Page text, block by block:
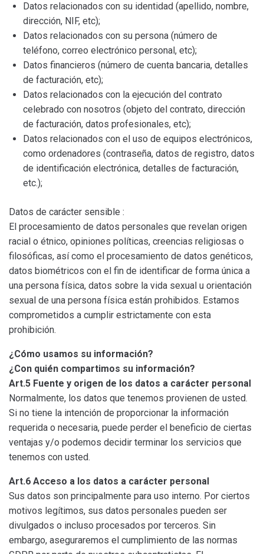
Datos relacionados con su identidad (apellido, nombre,
dirección, NIF, etc);
Datos relacionados con su persona (número de
teléfono, correo electrónico personal, etc);
Datos financieros (número de cuenta bancaria, detalles
de facturación, etc);
Datos relacionados con la ejecución del contrato
celebrado con nosotros (objeto del contrato, dirección
de facturación, datos profesionales, etc);
Datos relacionados con el uso de equipos electrónicos,
como ordenadores (contraseña, datos de registro, datos
de identificación electrónica, detalles de facturación,
etc.);
Datos de carácter sensible :
El procesamiento de datos personales que revelan origen
racial o étnico, opiniones políticas, creencias religiosas o
filosóficas, así como el procesamiento de datos genéticos,
datos biométricos con el fin de identificar de forma única a
una persona física, datos sobre la vida sexual u orientación
sexual de una persona física están prohibidos. Estamos
comprometidos a cumplir estrictamente con esta
prohibición.
¿Cómo usamos su información?
¿Con quién compartimos su información?
Art.5 Fuente y origen de los datos a carácter personal
Normalmente, los datos que tenemos provienen de usted.
Si no tiene la intención de proporcionar la información
requerida o necesaria, puede perder el beneficio de ciertas
ventajas y/o podemos decidir terminar los servicios que
tenemos con usted.
Art.6 Acceso a los datos a carácter personal
Sus datos son principalmente para uso interno. Por ciertos
motivos legítimos, sus datos personales pueden ser
divulgados o incluso procesados por terceros. Sin
embargo, aseguraremos el cumplimiento de las normas